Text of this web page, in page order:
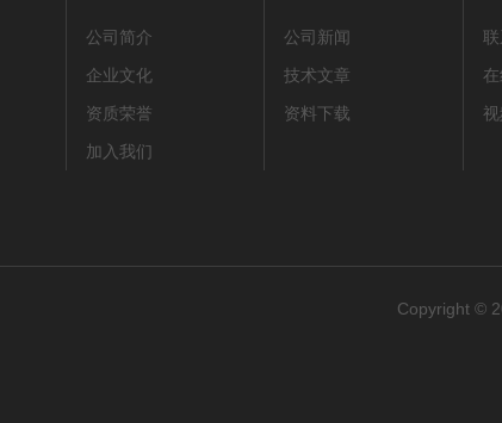
公司简介
企业文化
资质荣誉
加入我们
公司新闻
技术文章
资料下载
Copyright ©